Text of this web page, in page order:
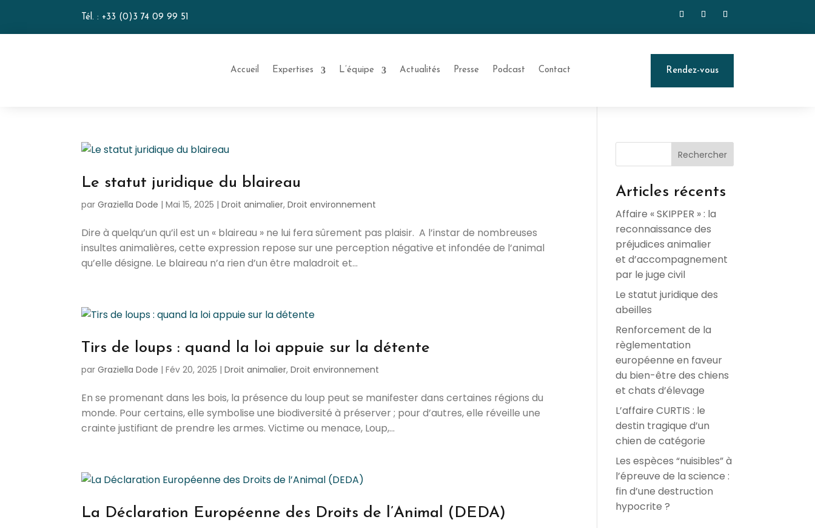
Tél. : +33 (0)3 74 09 99 51
Accueil Expertises L’équipe Actualités Presse Podcast Contact Rendez-vous
Le statut juridique du blaireau
parGraziella Dode |Mai 15, 2025 |Droit animalier,Droit environnement
Dire à quelqu’un qu’il est un « blaireau » ne lui fera sûrement pas plaisir. A l’instar de nombreuses
insultes animalières, cette expression repose sur une perception négative et infondée de l’animal
qu’elle désigne. Le blaireau n’a rien d’un être maladroit et...
Tirs de loups : quand la loi appuie sur la détente
parGraziella Dode |Fév 20, 2025 |Droit animalier,Droit environnement
En se promenant dans les bois, la présence du loup peut se manifester dans certaines régions du
monde. Pour certains, elle symbolise une biodiversité à préserver ; pour d’autres, elle réveille une
crainte justifiant de prendre les armes. Victime ou menace, Loup,...
La Déclaration Européenne des Droits de l’Animal (DEDA)
Rechercher
Articles récents
Affaire « SKIPPER » : la
reconnaissance des
préjudices animalier
et d’accompagnement
par le juge civil
Le statut juridique des
abeilles
Renforcement de la
règlementation
européenne en faveur
du bien-être des chiens
et chats d’élevage
L’affaire CURTIS : le
destin tragique d’un
chien de catégorie
Les espèces “nuisibles” à
l’épreuve de la science :
fin d’une destruction
hypocrite ?